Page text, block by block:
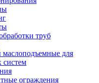
труб
для
систем
ограждения